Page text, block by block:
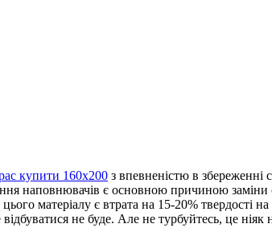
купити 160х200 з впевненістю в збереженні
наповнювачів є основною причиною
матеріалу є втрата на 15-20%
не буде. Але не турбуйтесь, це ніяк